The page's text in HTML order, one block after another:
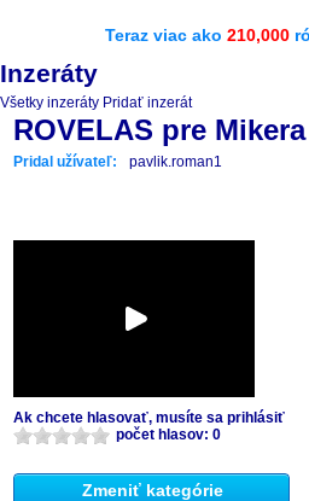
Teraz viac ako 210,000
Inzeráty
Všetky inzeráty Pridať inzerát
ROVELAS pre
Pridal užívateľ: pavlik.roman1
Ak chcete hlasovať, musíte sa prihlásiť
počet hlasov: 0
Zmeniť kategórie